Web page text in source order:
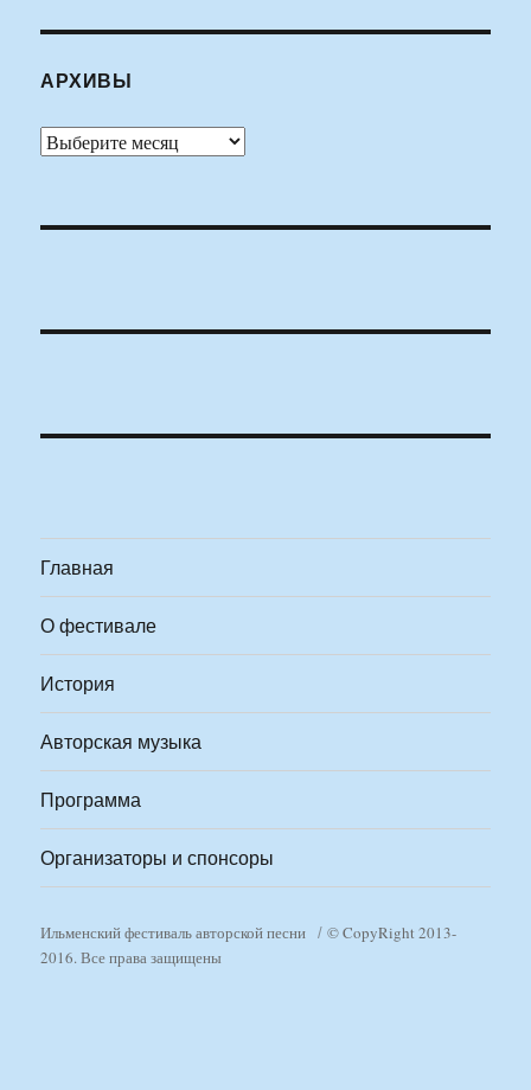
АРХИВЫ
Архивы
Главная
О фестивале
История
Авторская музыка
Программа
Организаторы и спонсоры
Ильменский фестиваль авторской песни
© CopyRight 2013-
2016. Все права защищены